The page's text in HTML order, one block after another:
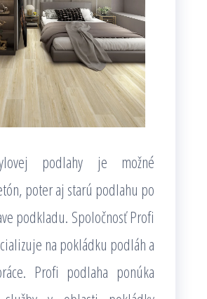
podlahy je možné
poter aj starú podlahu po
podkladu. Spoločnosť Profi
na pokládku podláh a
Profi podlaha ponúka